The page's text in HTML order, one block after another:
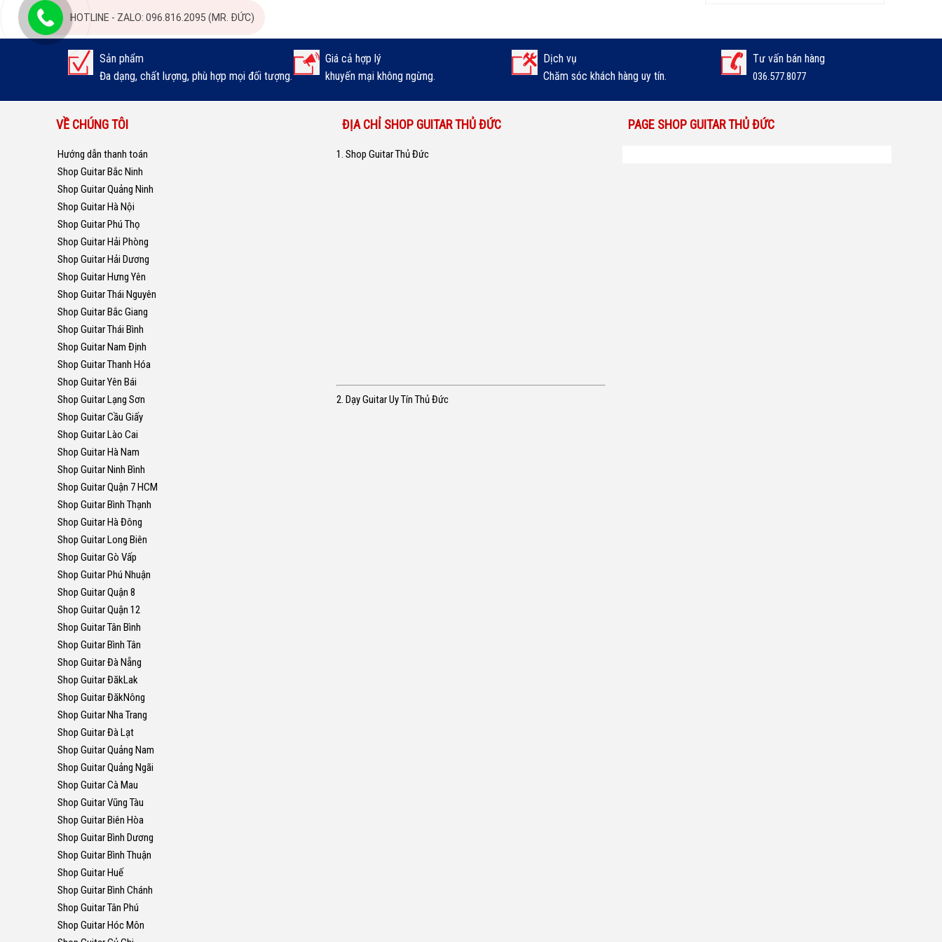
Sản phẩm
Đa dạng, chất lượng, phù hợp mọi đối tượng.
Giá cả hợp lý
khuyến mại không ngừng.
Dịch vụ
Chăm sóc khách hàng uy tín.
Tư vấn bán hàng
036.577.8077
VỀ CHÚNG TÔI
Hướng dẫn thanh toán
Shop Guitar Bắc Ninh
Shop Guitar Quảng Ninh
Shop Guitar Hà Nội
Shop Guitar Phú Thọ
Shop Guitar Hải Phòng
Shop Guitar Hải Dương
Shop Guitar Hưng Yên
Shop Guitar Thái Nguyên
Shop Guitar Bắc Giang
Shop Guitar Thái Bình
Shop Guitar Nam Định
Shop Guitar Thanh Hóa
Shop Guitar Yên Bái
Shop Guitar Lạng Sơn
Shop Guitar Cầu Giấy
Shop Guitar Lào Cai
Shop Guitar Hà Nam
Shop Guitar Ninh Bình
Shop Guitar Quận 7 HCM
Shop Guitar Bình Thạnh
Shop Guitar Hà Đông
Shop Guitar Long Biên
Shop Guitar Gò Vấp
Shop Guitar Phú Nhuận
Shop Guitar Quận 8
Shop Guitar Quận 12
Shop Guitar Tân Bình
Shop Guitar Bình Tân
Shop Guitar Đà Nẵng
Shop Guitar ĐăkLak
Shop Guitar ĐăkNông
Shop Guitar Nha Trang
Shop Guitar Đà Lạt
Shop Guitar Quảng Nam
Shop Guitar Quảng Ngãi
Shop Guitar Cà Mau
Shop Guitar Vũng Tàu
Shop Guitar Biên Hòa
Shop Guitar Bình Dương
Shop Guitar Bình Thuận
Shop Guitar Huế
Shop Guitar Bình Chánh
Shop Guitar Tân Phú
Shop Guitar Hóc Môn
ĐỊA CHỈ SHOP GUITAR THỦ ĐỨC
1. Shop Guitar Thủ Đức
2. Dạy Guitar Uy Tín Thủ Đức
PAGE SHOP GUITAR THỦ ĐỨC
HOTLINE - ZALO: 096.816.2095 (MR. ĐỨC)